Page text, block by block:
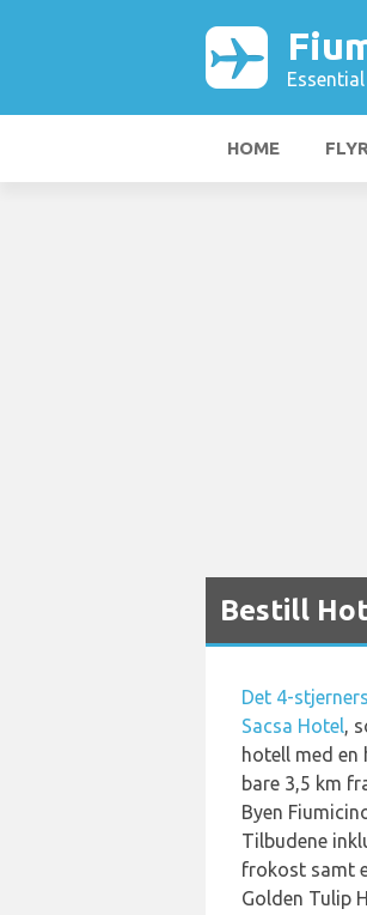
HOME
Bestill
Det 4-
Sacsa Hotel,
hotell med en
bare 3,5 km
Byen
Tilbudene
frokost samt
Golden Tulip